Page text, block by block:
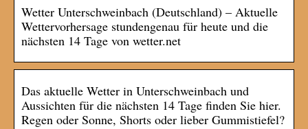
Wetter Unterschweinbach (Deutschland) – Aktuelle
Wettervorhersage stundengenau für heute und die
nächsten 14 Tage von wetter.net
Das aktuelle Wetter in Unterschweinbach und
Aussichten für die nächsten 14 Tage finden Sie hier.
Regen oder Sonne, Shorts oder lieber Gummistiefel?